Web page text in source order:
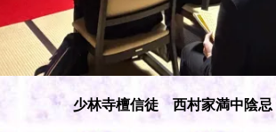
少林寺檀信徒 西村家満中陰忌